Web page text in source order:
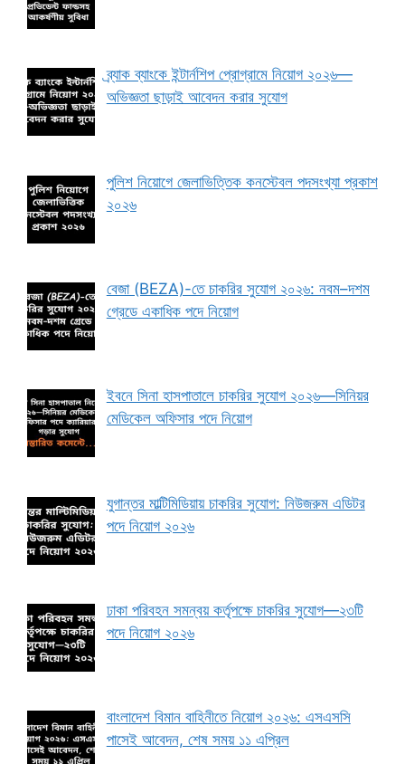
ব্র্যাক ব্যাংকে ইন্টার্নশিপ প্রোগ্রামে নিয়োগ ২০২৬—
অভিজ্ঞতা ছাড়াই আবেদন করার সুযোগ
পুলিশ নিয়োগে জেলাভিত্তিক কনস্টেবল পদসংখ্যা প্রকাশ
২০২৬
বেজা (BEZA)-তে চাকরির সুযোগ ২০২৬: নবম–দশম
গ্রেডে একাধিক পদে নিয়োগ
ইবনে সিনা হাসপাতালে চাকরির সুযোগ ২০২৬—সিনিয়র
মেডিকেল অফিসার পদে নিয়োগ
যুগান্তর মাল্টিমিডিয়ায় চাকরির সুযোগ: নিউজরুম এডিটর
পদে নিয়োগ ২০২৬
ঢাকা পরিবহন সমন্বয় কর্তৃপক্ষে চাকরির সুযোগ—২৩টি
পদে নিয়োগ ২০২৬
বাংলাদেশ বিমান বাহিনীতে নিয়োগ ২০২৬: এসএসসি
পাসেই আবেদন, শেষ সময় ১১ এপ্রিল